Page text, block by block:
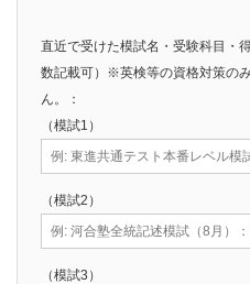
直近で受けた模試名・受験科目・
数記載可）※英検等の資格対策の
ん。：
（模試1）
（模試2）
（模試3）